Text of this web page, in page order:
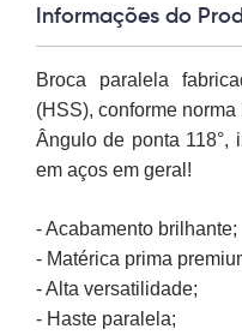
Informações do
Broca paralela
(HSS), conforme norma
ngulo de ponta 118°,
em aços em geral!
- Acabamento brilhante;
- Matérica prima
- Alta versatilidade;
- Haste paralela;